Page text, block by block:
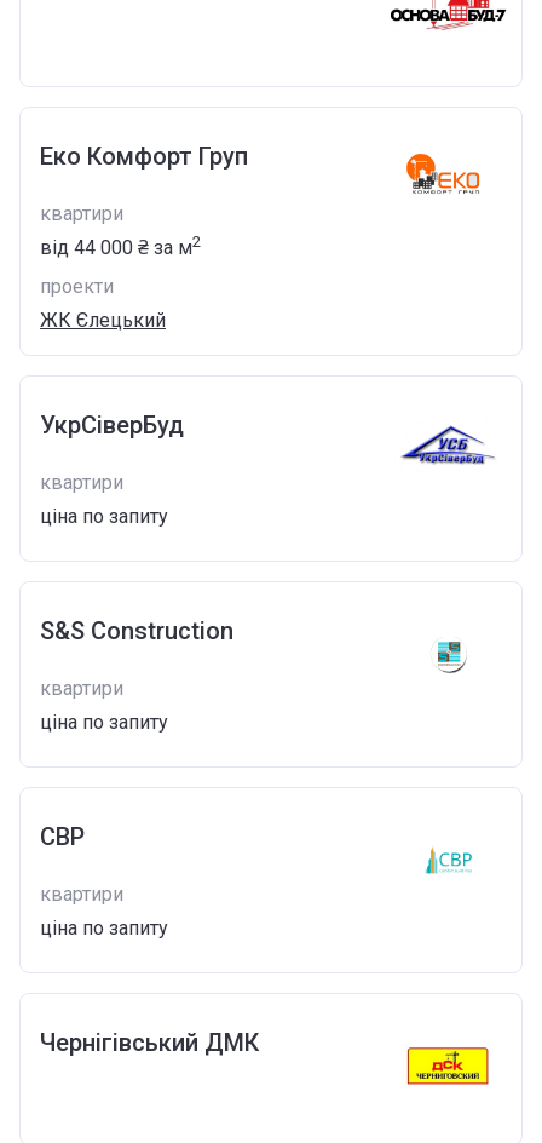
Еко Комфорт Груп
квартири
від ‍44 000 ₴ за м2
проекти
ЖК Єлецький
УкрСіверБуд
квартири
ціна по запиту
S&S Construction
квартири
ціна по запиту
CBP
квартири
ціна по запиту
Чернігівський ДМК